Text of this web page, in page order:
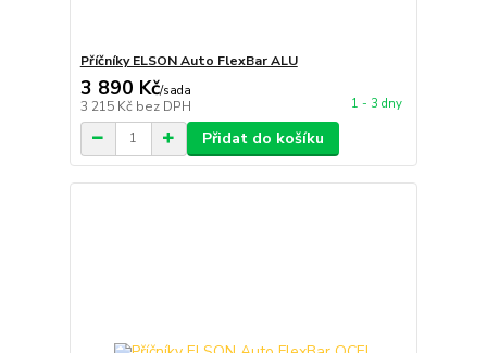
Příčníky ELSON Auto FlexBar ALU
3 890 Kč/sada
3 215 Kč bez DPH 1 - 3 dny
Přidat do košíku